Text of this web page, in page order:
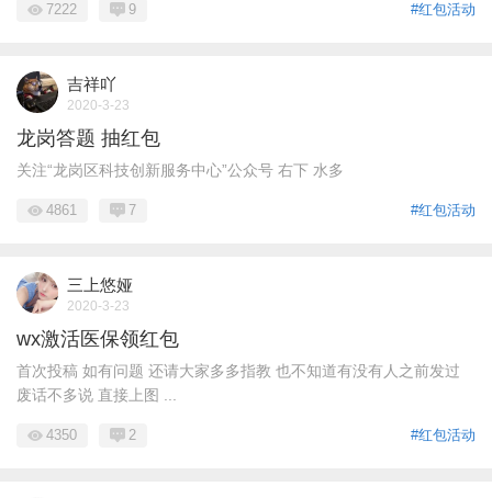
#红包活动
7222 9
吉祥吖
2020-3-23
龙岗答题 抽红包
关注“龙岗区科技创新服务中心”公众号 右下 水多
#红包活动
4861 7
三上悠娅
2020-3-23
wx激活医保领红包
首次投稿 如有问题 还请大家多多指教 也不知道有没有人之前发过
废话不多说 直接上图 ...
#红包活动
4350 2